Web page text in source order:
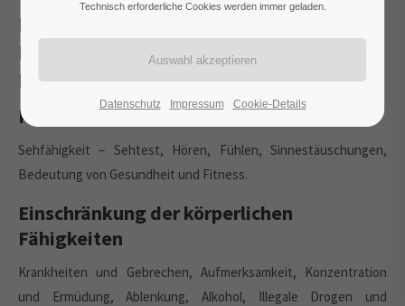
Persönliche Voraussetzungen /
Risikofaktor Mensch, Körperliche
Fähigkeiten
Körperliche Fähigkeiten
Sehfähigkeit – Sehtest, Hören, Fühlen, Sinnestäuschungen,
Bedeutung von Gesundheit und Fitness.
Einschränkung der körperlichen
Fähigkeiten
Krankheiten und Gebrechen, Aufmerksamkeit, Konzentration
und Ermüdung, Ablenkung, Alkohol, Illegale Drogen und
Technisch erforderliche Cookies werden immer geladen.
Datenschutz Impressum Cookie-Details